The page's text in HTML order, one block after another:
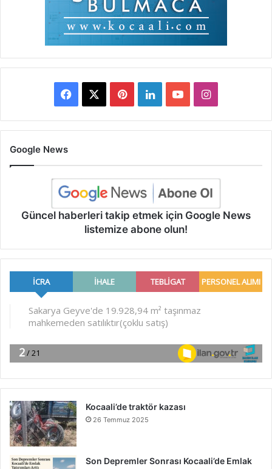
Facebook PinterestLinkedInYouTubeInstagram
Google News
Güncel haberleri takip etmek için Google News
listemize abone olun!
Kocaali’de traktör kazası
26 Temmuz 2025
Son Depremler Sonrası Kocaali’de Emlak